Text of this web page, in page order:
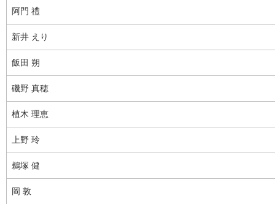
阿門 禮
新井 えり
飯田 朔
磯野 真穂
植木 理恵
上野 玲
鵜塚 健
岡 敦